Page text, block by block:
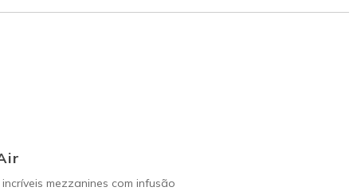
mezzanines com infusão